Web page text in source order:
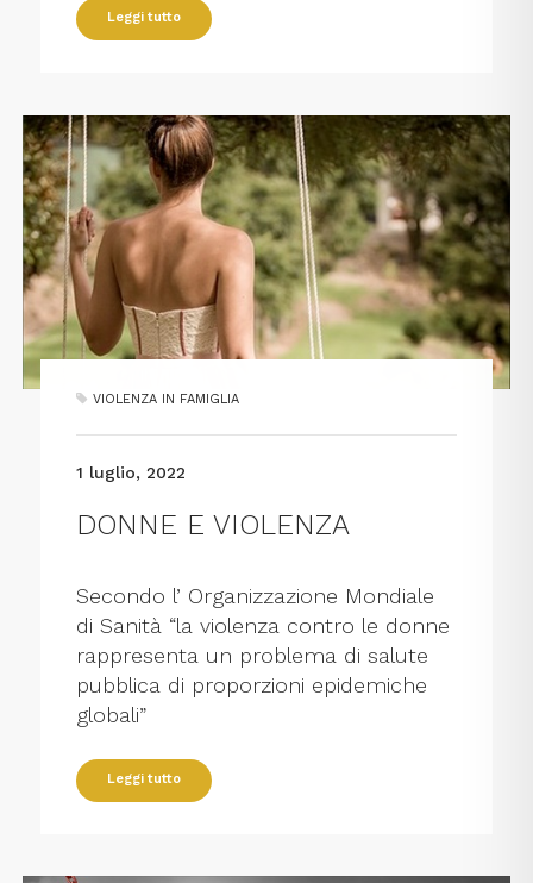
Leggi tutto
VIOLENZA IN FAMIGLIA
1 luglio, 2022
DONNE E VIOLENZA
Secondo l’ Organizzazione Mondiale
di Sanità “la violenza contro le donne
rappresenta un problema di salute
pubblica di proporzioni epidemiche
globali”
Leggi tutto